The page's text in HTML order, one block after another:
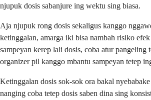
njupuk dosis sabanjure ing wektu sing biasa.
Aja njupuk rong dosis sekaligus kanggo
ketinggalan, amarga iki bisa nambah risiko
sampeyan kerep lali dosis, coba atur pangeling
organizer pil kanggo mbantu sampeyan tetep
Ketinggalan dosis sok-sok ora bakal nyebabake
nanging coba tetep dosis saben dina sing